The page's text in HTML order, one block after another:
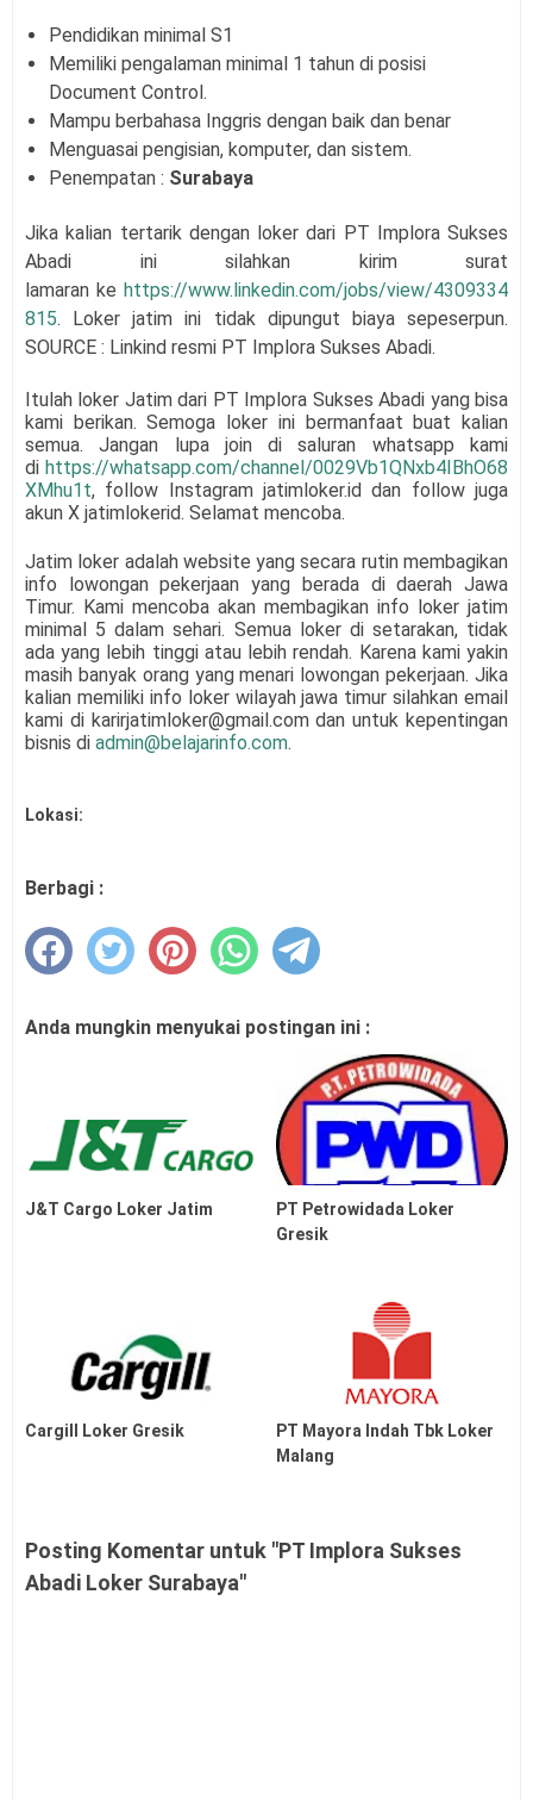
Pendidikan minimal S1
Memiliki pengalaman minimal 1 tahun di posisi
Document Control.
Mampu berbahasa Inggris dengan baik dan benar
Menguasai pengisian, komputer, dan sistem.
Penempatan : Surabaya
Jika kalian tertarik dengan loker dari PT Implora Sukses
Abadi
ini silahkan kirim surat
lamaran ke https://www.linkedin.com/jobs/view/4309334
815. Loker jatim ini tidak dipungut biaya sepeserpun.
SOURCE : Linkind resmi PT Implora Sukses Abadi.
Itulah loker Jatim dari PT Implora Sukses Abadi yang bisa
kami berikan. Semoga loker ini bermanfaat buat kalian
semua.Jangan lupa join di saluran whatsapp kami
di https://whatsapp.com/channel/0029Vb1QNxb4IBhO68
XMhu1t, follow Instagram jatimloker.id dan follow juga
akun X jatimlokerid. Selamat mencoba.
Jatim loker adalah website yang secara rutin membagikan
info lowongan pekerjaan yang berada di daerah Jawa
Timur. Kami mencoba akan membagikan info loker jatim
minimal 5 dalam sehari. Semua loker di setarakan, tidak
ada yang lebih tinggi atau lebih rendah. Karena kami yakin
masih banyak orang yang menari lowongan pekerjaan. Jika
kalian memiliki info loker wilayah jawa timur silahkan email
kami di karirjatimloker@gmail.com dan untuk kepentingan
bisnis di admin@belajarinfo.com.
Lokasi:
Berbagi :
Anda mungkin menyukai postingan ini :
J&T Cargo Loker Jatim
PT Petrowidada Loker
Gresik
Cargill Loker Gresik
PT Mayora Indah Tbk Loker
Malang
Posting Komentar untuk "PT Implora Sukses
Abadi Loker Surabaya"